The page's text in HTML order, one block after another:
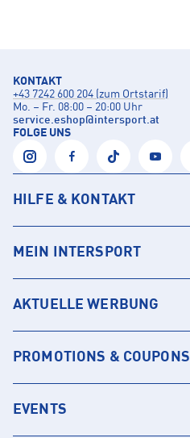
KONTAKT
+43 7242 600 204 (zum Ortstarif)
Mo. – Fr. 08:00 – 20:00 Uhr
service.eshop@intersport.at
FOLGE UNS
HILFE & KONTAKT
MEIN INTERSPORT
AKTUELLE WERBUNG
PROMOTIONS & COUPONS
EVENTS